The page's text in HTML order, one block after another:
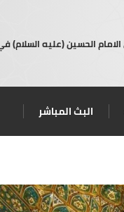
الحسين (عليه السلام)
البث المباشر